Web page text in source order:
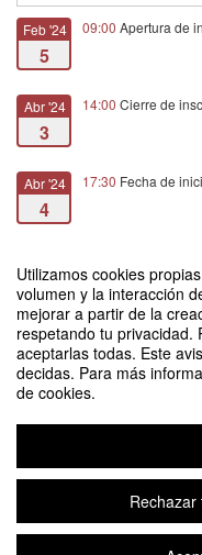
Utilizamos cookies
volumen y la interacción
mejorar a partir de la
respetando tu privacidad.
aceptarlas todas. Este
decidas. Para más
de cookies.
Feb '24
5
09:00 Apertura de
Abr '24
3
14:00 Cierre de
Abr '24
4
17:30 Fecha de
5
Contacto